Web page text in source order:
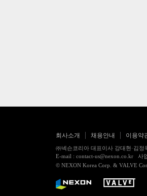
회사소개 채용안내 이용약
㈜넥슨코리아 대표이사 강대현·김
E-mail : contact-us@nexon.co.kr
© NEXON Korea Corp. & VALVE